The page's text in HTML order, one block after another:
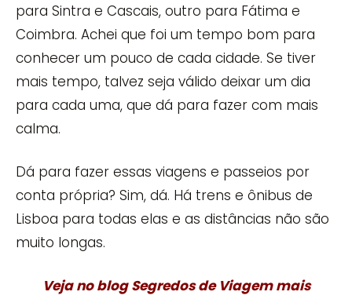
para Sintra e Cascais, outro para Fátima e
Coimbra. Achei que foi um tempo bom para
conhecer um pouco de cada cidade. Se tiver
mais tempo, talvez seja válido deixar um dia
para cada uma, que dá para fazer com mais
calma.
Dá para fazer essas viagens e passeios por
conta própria? Sim, dá. Há trens e ônibus de
Lisboa para todas elas e as distâncias não são
muito longas.
Veja no blog Segredos de Viagem mais